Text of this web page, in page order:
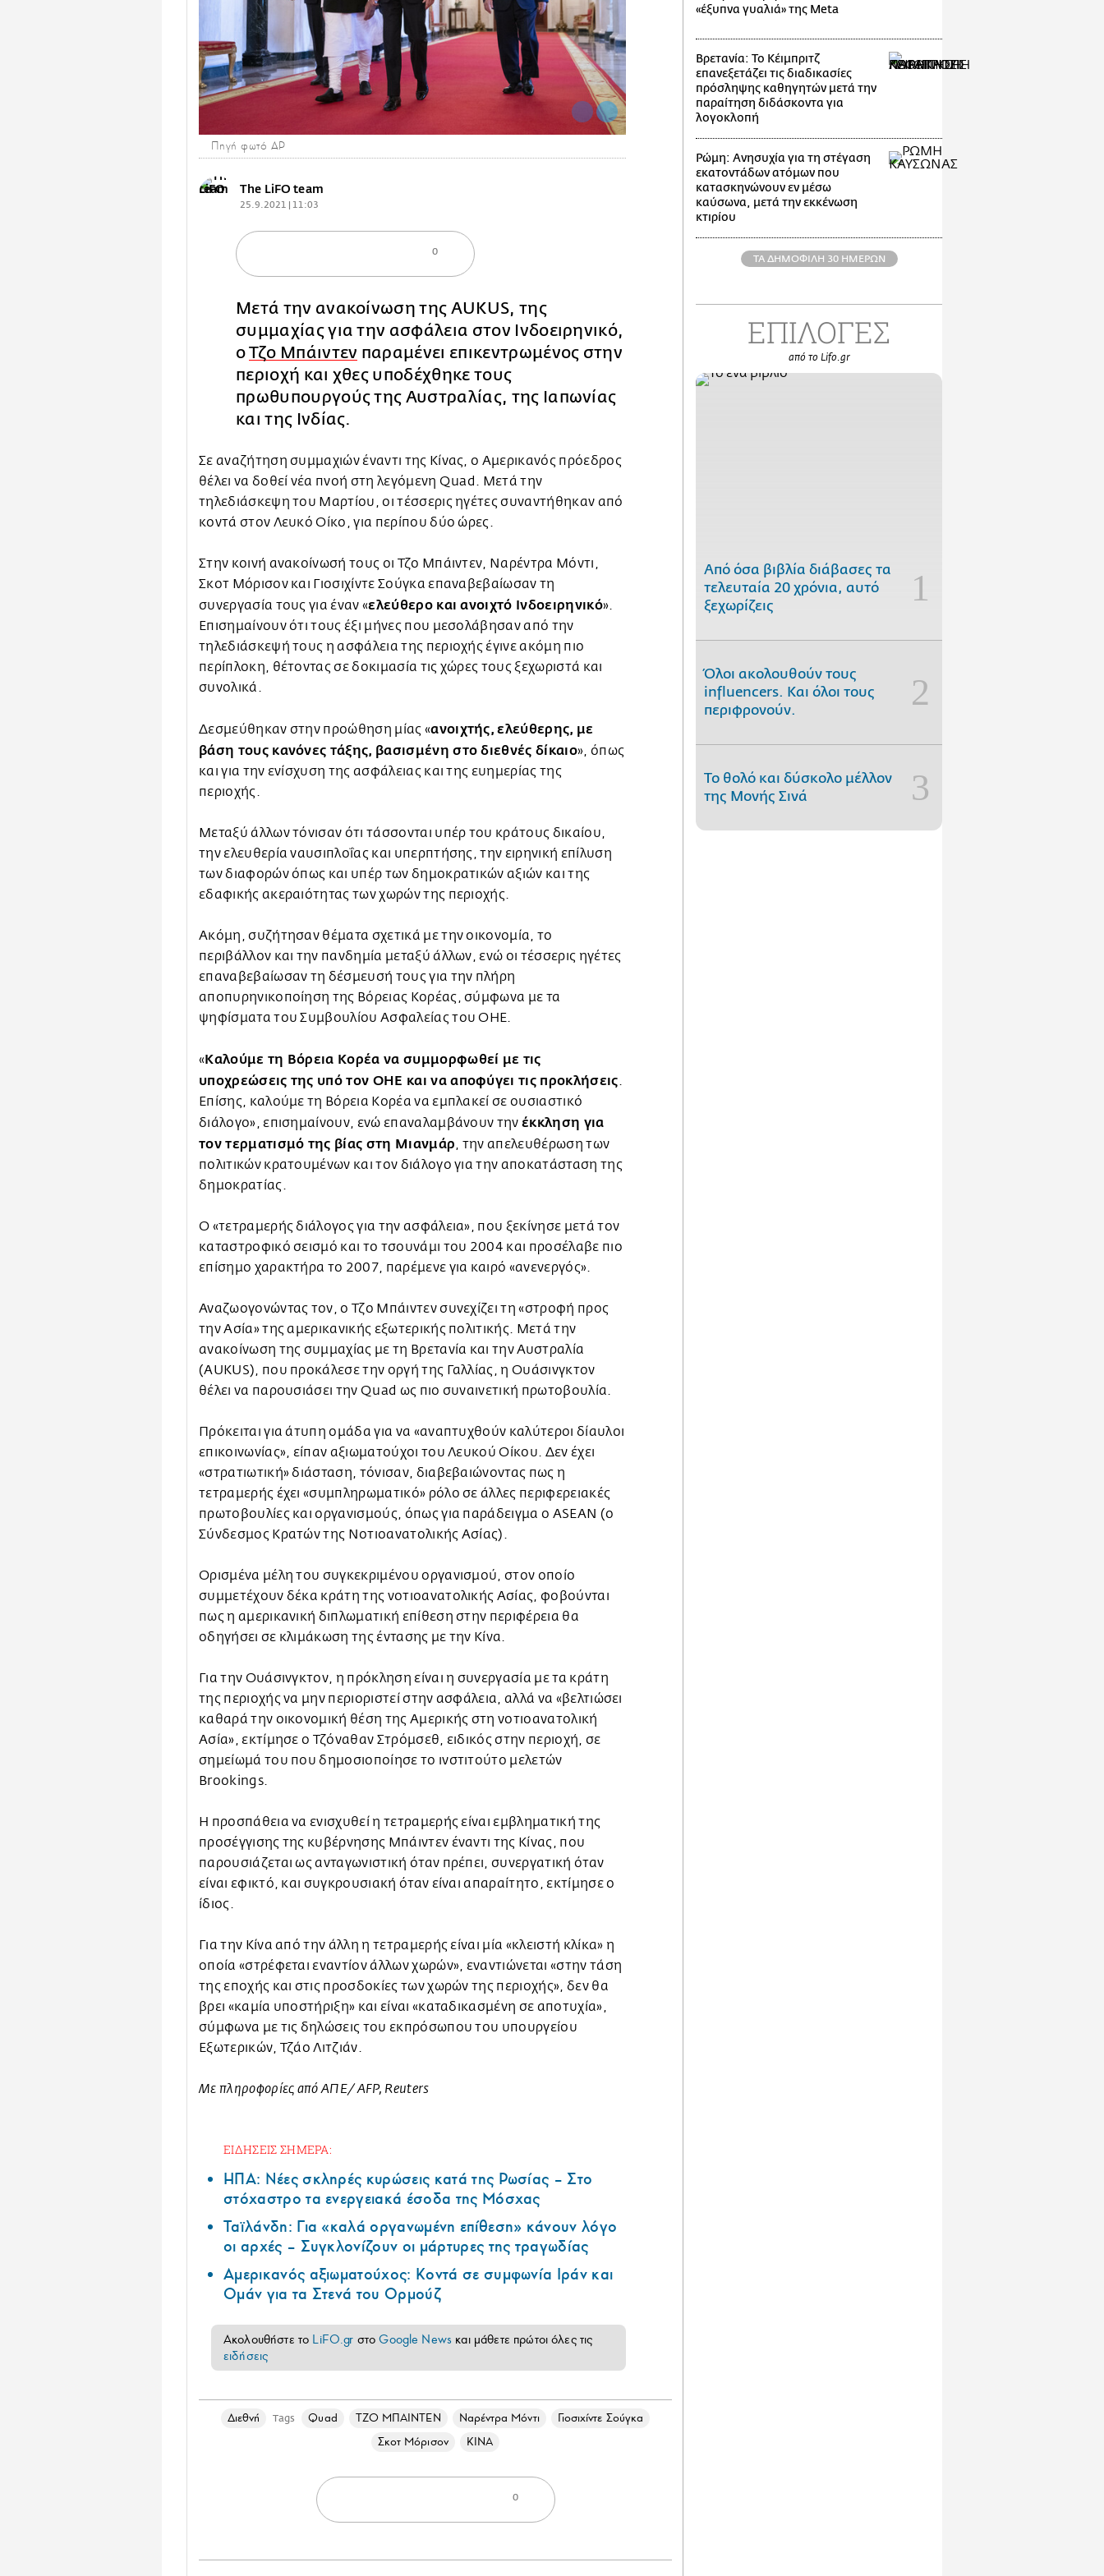
Πηγή φωτό ΑP
The LiFO team
25.9.2021 | 11:03
0
Μετά την ανακοίνωση της AUKUS, της
συμμαχίας για την ασφάλεια στον Ινδοειρηνικό,
οΤζο Μπάιντεν παραμένει επικεντρωμένος στην
περιοχή και χθες υποδέχθηκε τους
πρωθυπουργούς της Αυστραλίας, της Ιαπωνίας
και της Ινδίας.
Σε αναζήτηση συμμαχιών έναντι της Κίνας, ο Αμερικανός πρόεδρος
θέλει να δοθεί νέα πνοή στη λεγόμενη Quad. Μετά την
τηλεδιάσκεψη του Μαρτίου, οι τέσσερις ηγέτες συναντήθηκαν από
κοντά στον Λευκό Οίκο, για περίπου δύο ώρες.
Στην κοινή ανακοίνωσή τους οι Τζο Μπάιντεν, Ναρέντρα Μόντι,
Σκοτ Μόρισον και Γιοσιχίντε Σούγκα επαναβεβαίωσαν τη
συνεργασία τους για έναν «ελεύθερο και ανοιχτό Ινδοειρηνικό».
Επισημαίνουν ότι τους έξι μήνες που μεσολάβησαν από την
τηλεδιάσκεψή τους η ασφάλεια της περιοχής έγινε ακόμη πιο
περίπλοκη, θέτοντας σε δοκιμασία τις χώρες τους ξεχωριστά και
συνολικά.
Δεσμεύθηκαν στην προώθηση μίας «ανοιχτής, ελεύθερης, με
βάση τους κανόνες τάξης, βασισμένη στο διεθνές δίκαιο», όπως
και για την ενίσχυση της ασφάλειας και της ευημερίας της
περιοχής.
Μεταξύ άλλων τόνισαν ότι τάσσονται υπέρ του κράτους δικαίου,
την ελευθερία ναυσιπλοΐας και υπερπτήσης, την ειρηνική επίλυση
των διαφορών όπως και υπέρ των δημοκρατικών αξιών και της
εδαφικής ακεραιότητας των χωρών της περιοχής.
Ακόμη, συζήτησαν θέματα σχετικά με την οικονομία, το
περιβάλλον και την πανδημία μεταξύ άλλων, ενώ οι τέσσερις ηγέτες
επαναβεβαίωσαν τη δέσμευσή τους για την πλήρη
αποπυρηνικοποίηση της Βόρειας Κορέας, σύμφωνα με τα
ψηφίσματα του Συμβουλίου Ασφαλείας του ΟΗΕ.
«Καλούμε τη Βόρεια Κορέα να συμμορφωθεί με τις
υποχρεώσεις της υπό τον ΟΗΕ και να αποφύγει τις προκλήσεις.
Επίσης, καλούμε τη Βόρεια Κορέα να εμπλακεί σε ουσιαστικό
διάλογο», επισημαίνουν, ενώ επαναλαμβάνουν τηνέκκληση για
τον τερματισμό της βίας στη Μιανμάρ, την απελευθέρωση των
πολιτικών κρατουμένων και τον διάλογο για την αποκατάσταση της
δημοκρατίας.
Ο «τετραμερής διάλογος για την ασφάλεια», που ξεκίνησε μετά τον
καταστροφικό σεισμό και το τσουνάμι του 2004 και προσέλαβε πιο
επίσημο χαρακτήρα το 2007, παρέμενε για καιρό «ανενεργός».
Αναζωογονώντας τον, ο Τζο Μπάιντεν συνεχίζει τη «στροφή προς
την Ασία» της αμερικανικής εξωτερικής πολιτικής. Μετά την
ανακοίνωση της συμμαχίας με τη Βρετανία και την Αυστραλία
(AUKUS), που προκάλεσε την οργή της Γαλλίας, η Ουάσινγκτον
θέλει να παρουσιάσει την Quad ως πιο συναινετική πρωτοβουλία.
Πρόκειται για άτυπη ομάδα για να «αναπτυχθούν καλύτεροι δίαυλοι
επικοινωνίας», είπαν αξιωματούχοι του Λευκού Οίκου. Δεν έχει
«στρατιωτική» διάσταση, τόνισαν, διαβεβαιώνοντας πως η
τετραμερής έχει «συμπληρωματικό» ρόλο σε άλλες περιφερειακές
πρωτοβουλίες και οργανισμούς, όπως για παράδειγμα ο ASEAN (ο
Σύνδεσμος Κρατών της Νοτιοανατολικής Ασίας).
Ορισμένα μέλη του συγκεκριμένου οργανισμού, στον οποίο
συμμετέχουν δέκα κράτη της νοτιοανατολικής Ασίας, φοβούνται
πως η αμερικανική διπλωματική επίθεση στην περιφέρεια θα
οδηγήσει σε κλιμάκωση της έντασης με την Κίνα.
Για την Ουάσινγκτον, η πρόκληση είναι η συνεργασία με τα κράτη
της περιοχής να μην περιοριστεί στην ασφάλεια, αλλά να «βελτιώσει
καθαρά την οικονομική θέση της Αμερικής στη νοτιοανατολική
Ασία», εκτίμησε ο Τζόναθαν Στρόμσεθ, ειδικός στην περιοχή, σε
σημείωμά του που δημοσιοποίησε το ινστιτούτο μελετών
Brookings.
Η προσπάθεια να ενισχυθεί η τετραμερής είναι εμβληματική της
προσέγγισης της κυβέρνησης Μπάιντεν έναντι της Κίνας, που
παρουσιάζεται ως ανταγωνιστική όταν πρέπει, συνεργατική όταν
είναι εφικτό, και συγκρουσιακή όταν είναι απαραίτητο, εκτίμησε ο
ίδιος.
Για την Κίνα από την άλλη η τετραμερής είναι μία «κλειστή κλίκα» η
οποία «στρέφεται εναντίον άλλων χωρών», εναντιώνεται «στην τάση
της εποχής και στις προσδοκίες των χωρών της περιοχής», δεν θα
βρει «καμία υποστήριξη» και είναι «καταδικασμένη σε αποτυχία»,
σύμφωνα με τις δηλώσεις του εκπρόσωπου του υπουργείου
Εξωτερικών, Τζάο Λιτζιάν.
Με πληροφορίες από ΑΠΕ/ AFP, Reuters
ΕΙΔΗΣΕΙΣ ΣΗΜΕΡΑ:
ΗΠΑ: Nέες σκληρές κυρώσεις κατά της Ρωσίας – Στο
στόχαστρο τα ενεργειακά έσοδα της Μόσχας
Ταϊλάνδη: Για «καλά οργανωμένη επίθεση» κάνουν λόγο
οι αρχές – Συγκλονίζουν οι μάρτυρες της τραγωδίας
Αμερικανός αξιωματούχος: Κοντά σε συμφωνία Ιράν και
Ομάν για τα Στενά του Ορμούζ
Ακολουθήστε το LiFO.gr στοGoogle News και μάθετε πρώτοι όλες τις
ειδήσεις
Διεθνή Tags Quad ΤΖΟ ΜΠΑΙΝΤΕΝ Ναρέντρα Μόντι
Γιοσιχίντε Σούγκα
Σκοτ Μόρισον
ΚΙΝΑ
0
«έξυπνα γυαλιά» της Meta
Βρετανία: Το Κέιμπριτζ
επανεξετάζει τις διαδικασίες
πρόσληψης καθηγητών μετά την
παραίτηση διδάσκοντα για
λογοκλοπή
Ρώμη: Ανησυχία για τη στέγαση
εκατοντάδων ατόμων που
κατασκηνώνουν εν μέσω
καύσωνα, μετά την εκκένωση
κτιρίου
ΤΑ ΔΗΜΟΦΙΛΗ 30 ΗΜΕΡΩΝ
ΕΠΙΛΟΓΕΣ
από το Lifo.gr
Από όσα βιβλία διάβασες τα
τελευταία 20 χρόνια, αυτό
ξεχωρίζεις
Όλοι ακολουθούν τους
influencers. Και όλοι τους
περιφρονούν.
Το θολό και δύσκολο μέλλον
της Μονής Σινά